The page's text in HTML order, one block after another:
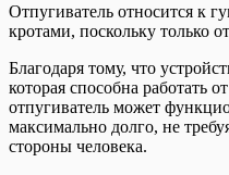
Отпугиватель относится к
кротами, поскольку только
Благодаря тому, что
которая способна работать
отпугиватель может
максимально долго, не
стороны человека.